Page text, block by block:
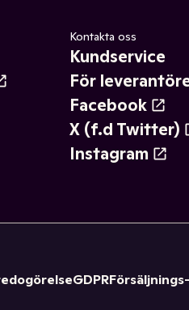
Kontakta oss
Kundservice
För
Facebook
X (f.d Twitter)
Instagram
GDPR